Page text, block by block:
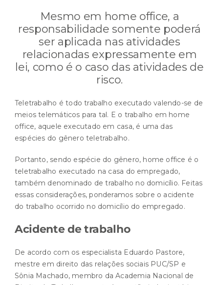
Mesmo em home office, a
responsabilidade somente poderá
ser aplicada nas atividades
relacionadas expressamente em
lei, como é o caso das atividades de
risco.
Teletrabalho é todo trabalho executado valendo-se de
meios telemáticos para tal. E o trabalho em home
office, aquele executado em casa, é uma das
espécies do gênero teletrabalho.
Portanto, sendo espécie do gênero, home office é o
teletrabalho executado na casa do empregado,
também denominado de trabalho no domicílio. Feitas
essas considerações, ponderamos sobre o acidente
do trabalho ocorrido no domicílio do empregado.
Acidente de trabalho
De acordo com os especialista Eduardo Pastore,
mestre em direito das relações sociais PUC/SP e
Sônia Machado, membro da Academia Nacional de